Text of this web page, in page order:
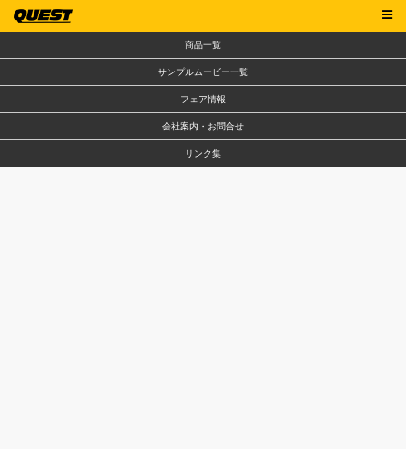
商品一覧
サンプルムービー一覧
フェア情報
会社案内・お問合せ
リンク集